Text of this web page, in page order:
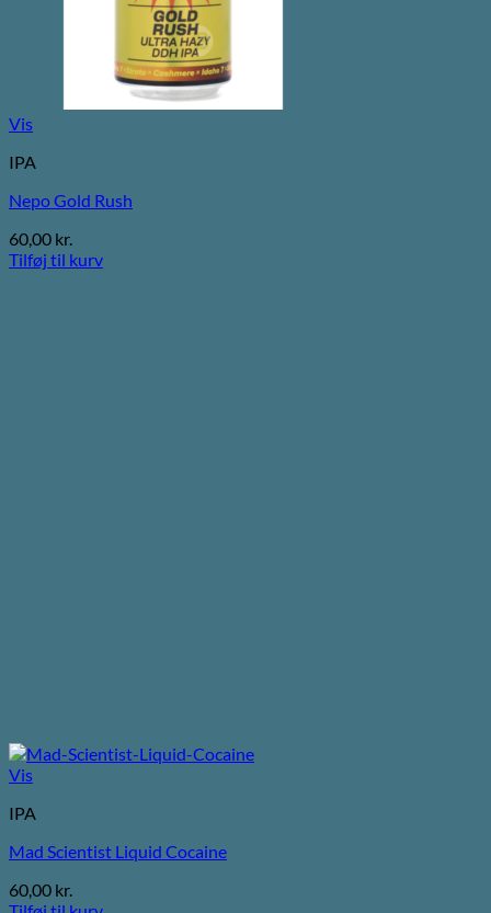
Vis
IPA
Nepo Gold Rush
60,00 kr.
Tilføj til kurv
Vis
IPA
Mad Scientist Liquid Cocaine
60,00 kr.